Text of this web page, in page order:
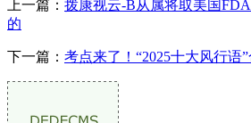
上一篇： 拨康视云-B从属将取美国
的
下一篇： 考点来了！“2025十大风行语